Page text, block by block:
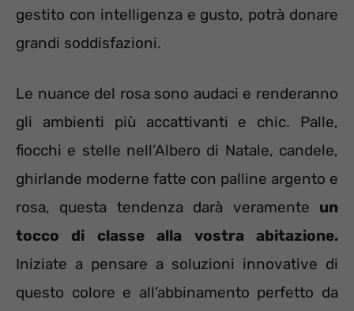
gestito con intelligenza e gusto, potrà donare
grandi soddisfazioni.
Le nuance del rosa sono audaci e renderanno
gli ambienti più accattivanti e chic. Palle,
fiocchi e stelle nell’Albero di Natale, candele,
ghirlande moderne fatte con palline argento e
rosa, questa tendenza darà veramente un
tocco di classe alla vostra abitazione.
Iniziate a pensare a soluzioni innovative di
questo colore e all’abbinamento perfetto da